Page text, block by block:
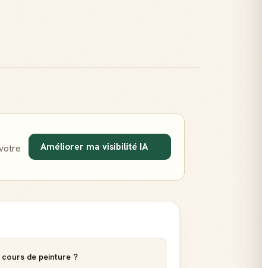
Améliorer ma visibilité IA
de peinture ?